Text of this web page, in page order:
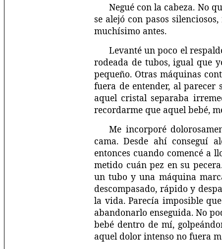
Negué con la cabeza. No
se alejó con pasos
muchísimo antes.
Levanté un poco el
rodeada de tubos, igual que
pequeño. Otras máquinas
fuera de entender, al parecer
aquel cristal separaba
recordarme que aquel bebé,
Me incorporé
cama. Desde ahí conseguí
entonces cuando comencé a
metido cuán pez en su
un tubo y una máquina
descompasado, rápido y
la vida. Parecía imposible
abandonarlo enseguida. No
bebé dentro de mí,
aquel dolor intenso no fuera